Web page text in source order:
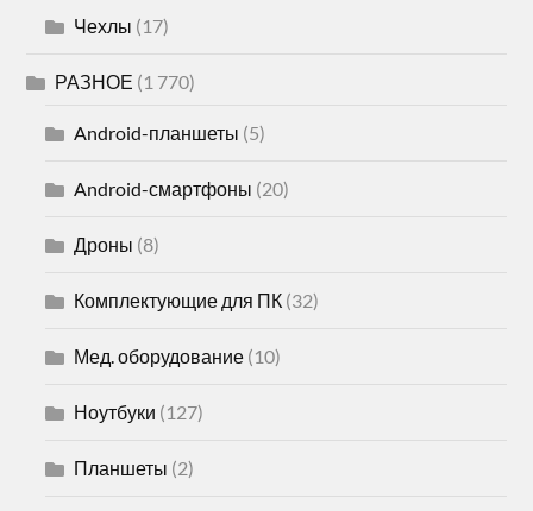
Чехлы (17)
РАЗНОЕ (1 770)
Android-планшеты (5)
Android-смартфоны (20)
Дроны (8)
Комплектующие для ПК (32)
Мед. оборудование (10)
Ноутбуки (127)
Планшеты (2)